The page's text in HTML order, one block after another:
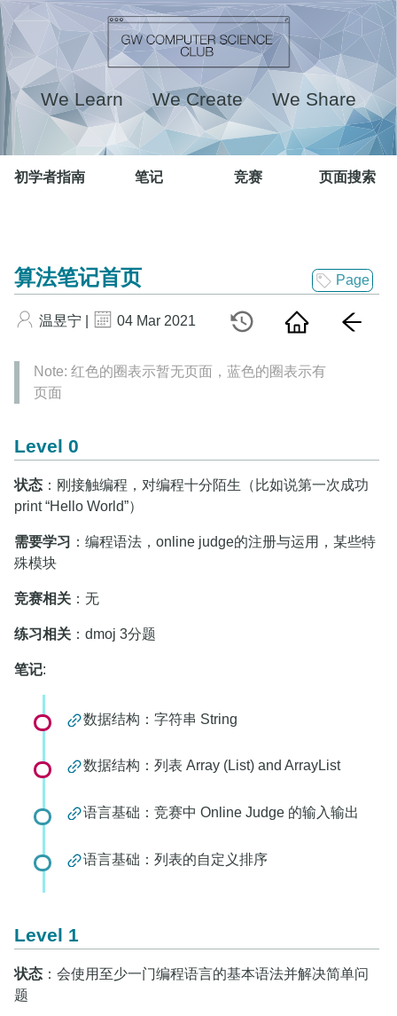
We Learn We Create We Share
初学者指南 笔记 竞赛 页面搜索
算法笔记首页 Page
温昱宁 | 04 Mar 2021
Note: 红色的圈表示暂无页面，蓝色的圈表示有
页面
Level 0
状态 ：刚接触编程，对编程十分陌生（比如说第一次成功
print “Hello World”）
需要学习 ：编程语法，online judge的注册与运用，某些特
殊模块
竞赛相关 ：无
练习相关 ：dmoj 3分题
笔记:
数据结构：字符串 String
数据结构：列表 Array (List) and ArrayList
语言基础：竞赛中 Online Judge 的输入输出
语言基础：列表的自定义排序
Level 1
状态 ：会使用至少一门编程语言的基本语法并解决简单问
题